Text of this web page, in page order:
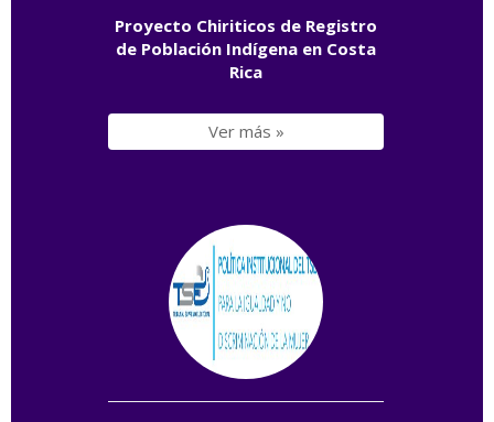
Proyecto Chiriticos de Registro
de Población Indígena en Costa
Rica
Ver más »